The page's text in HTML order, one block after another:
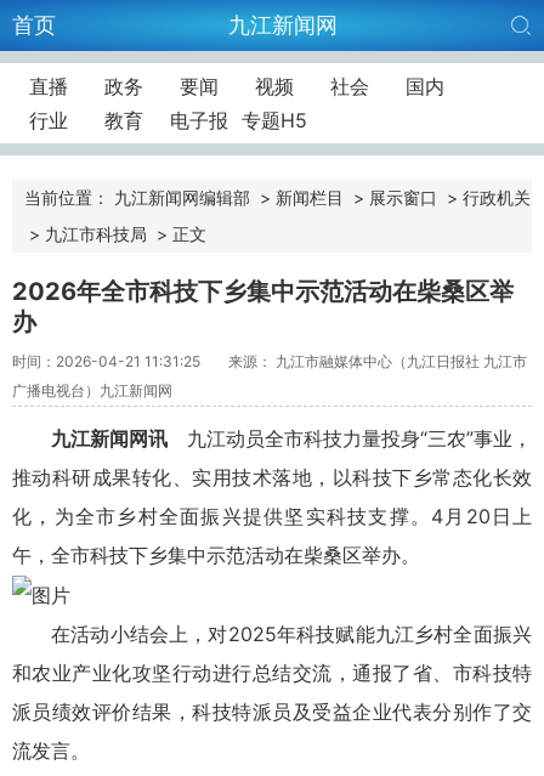
首页 九江新闻网
直播 政务 要闻 视频 社会
国内
行业
教育 电子报 专题H5
当前位置： 九江新闻网编辑部 > 新闻栏目 > 展示窗口 > 行政机关
> 九江市科技局 > 正文
2026年全市科技下乡集中示范活动在柴桑区举
办
时间：2026-04-21 11:31:25
来源： 九江市融媒体中心（九江日报社 九江市
广播电视台）九江新闻网
九江新闻网讯 九江动员全市科技力量投身“三农”事业，
推动科研成果转化、实用技术落地，以科技下乡常态化长效
化，为全市乡村全面振兴提供坚实科技支撑。4月20日上
午，全市科技下乡集中示范活动在柴桑区举办。
在活动小结会上，对2025年科技赋能九江乡村全面振兴
和农业产业化攻坚行动进行总结交流，通报了省、市科技特
派员绩效评价结果，科技特派员及受益企业代表分别作了交
流发言。